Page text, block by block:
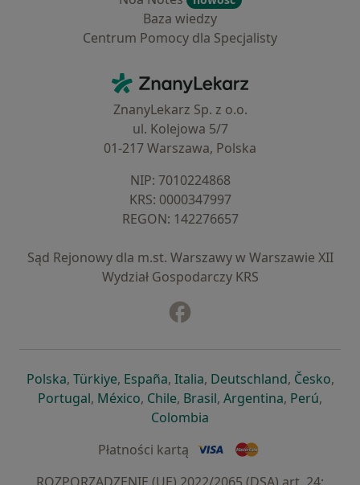
Baza wiedzy
Centrum Pomocy dla Specjalisty
ZnanyLekarz - Strona główna
ZnanyLekarz Sp. z o.o.
ul. Kolejowa 5/7
01-217 Warszawa, Polska
NIP: ⁠7010224868
KRS: ⁠0000347997
REGON: ⁠142276657
Sąd Rejonowy dla m.st. Warszawy w Warszawie XII
Wydział Gospodarczy KRS
Polskaotwiera się w nowej karcie
, Türkiyeotwiera się w nowej karcie
, Españaotwiera się w nowej karcie
, Italiaotwiera się w nowej
, Deutschlandotwiera się
, Česko,
Portugalotwiera się w nowej karcie
, Méxicootwiera się w nowej karcie
, Chileotwiera się w nowej karcie
, Brasilotwiera się w nowej
, Argentinaotwiera się
, Perú,
Colombia
Płatności kartą